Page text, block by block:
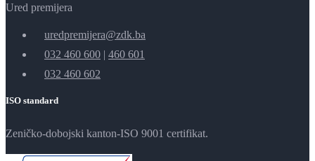
Ured premijera
uredpremijera@zdk.ba
032 460 600 | 460 601
032 460 602
ISO standard
Zeničko-dobojski kanton-ISO 9001 certifikat.